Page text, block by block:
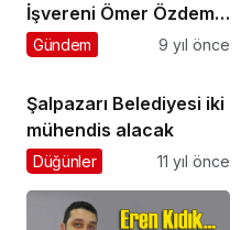
İşvereni Ömer Özdemir
Acısu’da iftar verdi
Gündem 9 yıl önce
Şalpazarı Belediyesi iki
mühendis alacak
Düğünler 11 yıl önce